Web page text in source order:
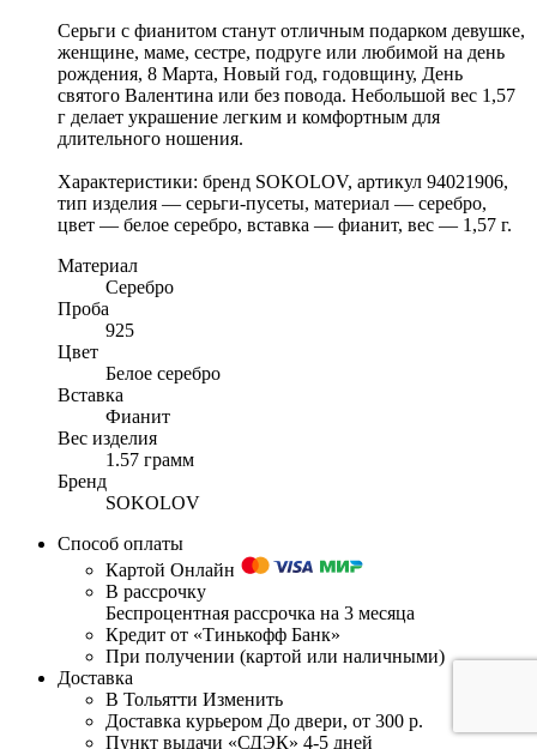
Серьги с фианитом станут отличным подарком девушке,
женщине, маме, сестре, подруге или любимой на день
рождения, 8 Марта, Новый год, годовщину, День
святого Валентина или без повода. Небольшой вес 1,57
г делает украшение легким и комфортным для
длительного ношения.
Характеристики: бренд SOKOLOV, артикул 94021906,
тип изделия — серьги-пусеты, материал — серебро,
цвет — белое серебро, вставка — фианит, вес — 1,57 г.
Материал
Серебро
Проба
925
Цвет
Белое серебро
Вставка
Фианит
Вес изделия
1.57 грамм
Бренд
SOKOLOV
Способ оплаты
Картой Онлайн
В рассрочку
Беспроцентная рассрочка на 3 месяца
Кредит от «Тинькофф Банк»
При получении (картой или наличными)
Доставка
В Тольятти Изменить
Доставка курьером До двери, от 300 р.
Пункт выдачи «СДЭК» 4-5 дней